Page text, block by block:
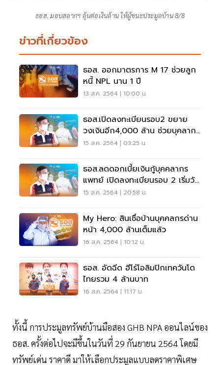
ธอส. มอบสลากฯ ลุ้นต่อเงินล้าน ให้ผู้ชนะประมูลบ้าน 8/8
ข่าวที่เกี่ยวข้อง
ธอส. ออกมาตรการ M 17 ช่วยลูก
หนี้ NPL นาน 1 ปี
13 ส.ค. 2564 | 10:00 น.
ธอส.เปิดลงทะเบียนรอบ2 ขยาย
วงเงินอีก4,000 ล้าน ช่วยบุคลากร
การแพทย์ สู้โควิด
15 ส.ค. 2564 | 03:25 น.
ธอส.ลดดอกเบี้ยเงินกู้บุคคลากร
แพทย์ เปิดลงทะเบียนรอบ 2 เริ่มวัน
นี้ 8.30 น.
15 ส.ค. 2564 | 20:58 น.
My Hero: สินเชื่อบ้านบุคคลกรด่าน
หน้า 4,000 ล้านเต็มแล้ว
16 ส.ค. 2564 | 10:12 น.
ธอส. อัดฉีด ฮีโร่โอลิมปิกเทควันโด
ไทยรวม 4 ล้านบาท
16 ส.ค. 2564 | 11:17 น.
ทั้งนี้ การประมูลทรัพย์บ้านมือสอง GHB NPA ออนไลน์ของ
ธอส. ครั้งต่อไปจะมีขึ้นในวันที่ 29 กันยายน 2564 โดยมี
ทรัพย์เด่น ราคาดี มาให้เลือกประมูลแบบลดราคาพิเศษ